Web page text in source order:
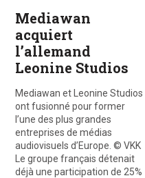
Mediawan
acquiert
l’allemand
Leonine Studios
Mediawan et Leonine Studios
ont fusionné pour former
l’une des plus grandes
entreprises de médias
audiovisuels d’Europe. © VKK
Le groupe français détenait
déjà une participation de 25%